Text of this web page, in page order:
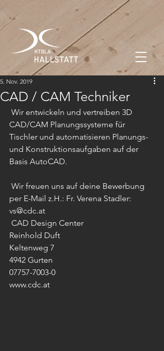
CAD / CAM Techniker
5. Nov. 2019
CAD/CAM Planungssysteme für
Tischler und automatisieren Planungs-
und Konstruktionsaufgaben auf der
Basis AutoCAD.
per E-Mail z.H.: Fr. Verena Stadler:
vs@cdc.at
CAD Design Center
Reinhold Duft
Keltenweg 7
4942 Gurten
07757-7003-0
www.cdc.at